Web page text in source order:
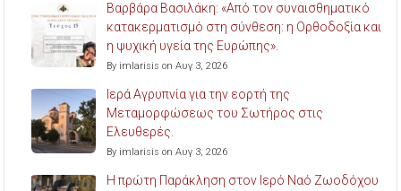
Βαρβάρα Βασιλάκη: «Από τον συναισθηματικό
κατακερματισμό στη σύνθεση: η Ορθοδοξία και
η ψυχική υγεία της Ευρώπης».
By imlarisis on Αυγ 3, 2026
Ιερά Αγρυπνία για την εορτή της
Μεταμορφώσεως του Σωτήρος στις
Ελευθερές.
By imlarisis on Αυγ 3, 2026
Η πρώτη Παράκληση στον Ιερό Ναό Ζωοδόχου